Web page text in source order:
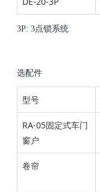
3P: 3点锁系统
选配件
型号
RA-05固定式车门
窗户
卷帘